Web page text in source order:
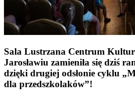
Sala Lustrzana Centrum
Jarosławiu zamieniła się dziś
dzięki drugiej odsłonie cyklu
dla przedszkolaków”!